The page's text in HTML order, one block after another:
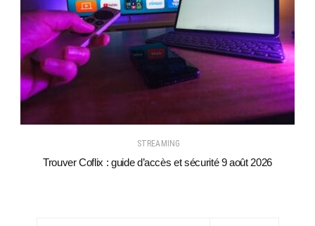
STREAMING
Trouver Coflix : guide d’accès et sécurité 9 août 2026